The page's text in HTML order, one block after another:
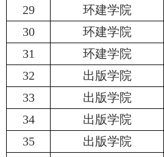
29
环建学院
30
环建学院
31
环建学院
32
出版学院
33
出版学院
34
出版学院
35
出版学院